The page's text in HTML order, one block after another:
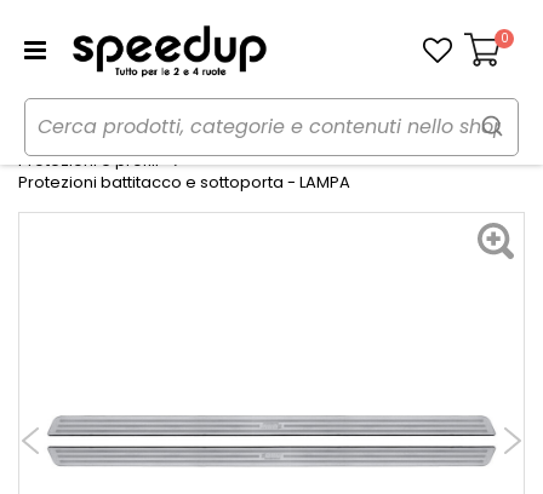
Carrello
0
Home Auto
Tuning esterno e pellicole
Protezioni e profili
Protezioni battitacco e sottoporta - LAMPA